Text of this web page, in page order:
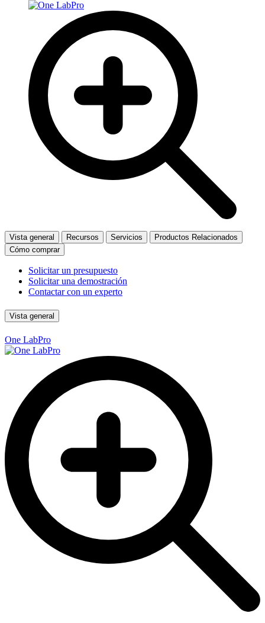
Vista general Recursos Servicios
Productos Relacionados
Cómo comprar
Solicitar un presupuesto
Solicitar una demostración
Contactar con un experto
Vista general
One LabPro